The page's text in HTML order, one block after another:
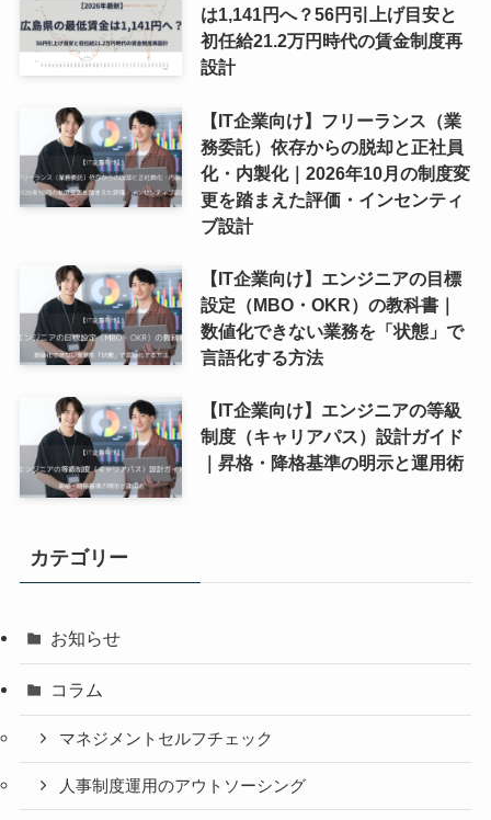
は1,141円へ？56円引上げ目安と
初任給21.2万円時代の賃金制度再
設計
【IT企業向け】フリーランス（業
務委託）依存からの脱却と正社員
化・内製化｜2026年10月の制度変
更を踏まえた評価・インセンティ
ブ設計
【IT企業向け】エンジニアの目標
設定（MBO・OKR）の教科書｜
数値化できない業務を「状態」で
言語化する方法
【IT企業向け】エンジニアの等級
制度（キャリアパス）設計ガイド
｜昇格・降格基準の明示と運用術
カテゴリー
お知らせ
コラム
マネジメントセルフチェック
人事制度運用のアウトソーシング